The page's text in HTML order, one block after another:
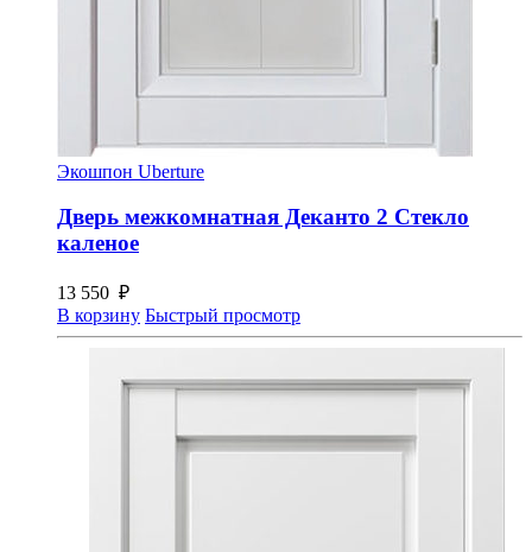
Экошпон Uberture
Дверь межкомнатная Деканто 2 Стекло
каленое
13 550 ₽
В корзину Быстрый просмотр